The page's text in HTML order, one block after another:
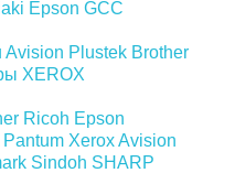
Epson GCC
Avision Plustek Brother
XEROX
Ricoh Epson
Pantum XeroxAvision
Sindoh SHARP